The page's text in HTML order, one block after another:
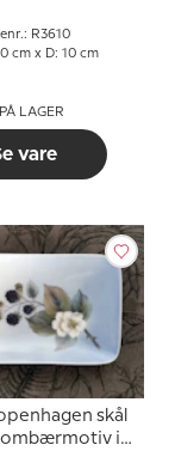
R3610
cm x D: 10 cm
PÅ LAGER
vare
skål
i